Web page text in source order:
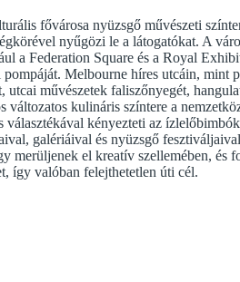
fővárosa nyüzsgő művészeti
nyűgözi le a látogatókat. A
a Federation Square és a Royal
Melbourne híres utcáin, mint
utcai művészetek faliszőnyegét,
kulináris színtere a
választékával kényezteti az
galériáival és nyüzsgő
merüljenek el kreatív szellemében, és
így valóban felejthetetlen úti cél.